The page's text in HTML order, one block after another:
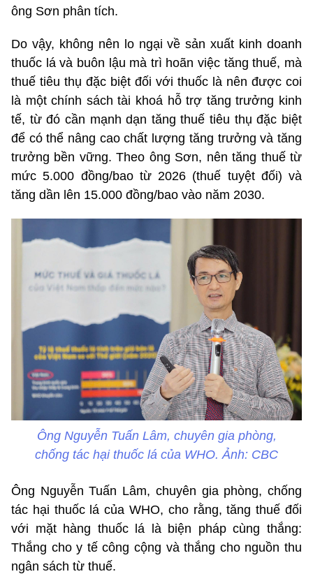
ông Sơn phân tích.
Do vậy, không nên lo ngại về sản xuất kinh doanh
thuốc lá và buôn lậu mà trì hoãn việc tăng thuế, mà
thuế tiêu thụ đặc biệt đối với thuốc là nên được coi
là một chính sách tài khoá hỗ trợ tăng trưởng kinh
tế, từ đó cần mạnh dạn tăng thuế tiêu thụ đặc biệt
để có thể nâng cao chất lượng tăng trưởng và tăng
trưởng bền vững. Theo ông Sơn, nên tăng thuế từ
mức 5.000 đồng/bao từ 2026 (thuế tuyệt đối) và
tăng dần lên 15.000 đồng/bao vào năm 2030.
Ông Nguyễn Tuấn Lâm, chuyên gia phòng,
chống tác hại thuốc lá của WHO. Ảnh: CBC
Ông Nguyễn Tuấn Lâm, chuyên gia phòng, chống
tác hại thuốc lá của WHO, cho rằng, tăng thuế đối
với mặt hàng thuốc lá là biện pháp cùng thắng:
Thắng cho y tế công cộng và thắng cho nguồn thu
ngân sách từ thuế.